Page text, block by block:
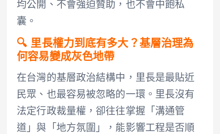
均公開、不會強迫贊助，也不會中飽私
囊。
🔍 里長權力到底有多大？基層治理為
何容易變成灰色地帶
在台灣的基層政治結構中，里長是最貼近
民眾、也最容易被忽略的一環。里長沒有
法定行政裁量權，卻往往掌握「溝通管
道」與「地方氛圍」，能影響工程是否順